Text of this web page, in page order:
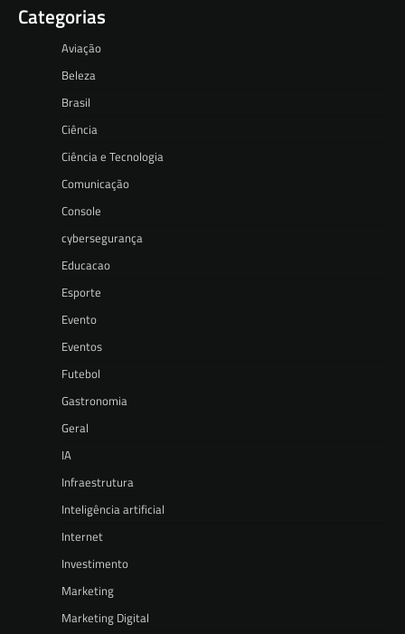
Categorias
Aviação
Beleza
Brasil
Ciência
Ciência e Tecnologia
Comunicação
Console
cybersegurança
Educacao
Esporte
Evento
Eventos
Futebol
Gastronomia
Geral
IA
Infraestrutura
Inteligência artificial
Internet
Investimento
Marketing
Marketing Digital